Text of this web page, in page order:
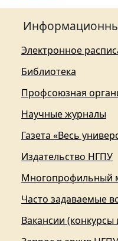
Электронное
Библиотека
Профсоюзная
Научные журналы
Газета «Весь
Издательство НГПУ
Многопрофильный
Часто задаваемые
Вакансии